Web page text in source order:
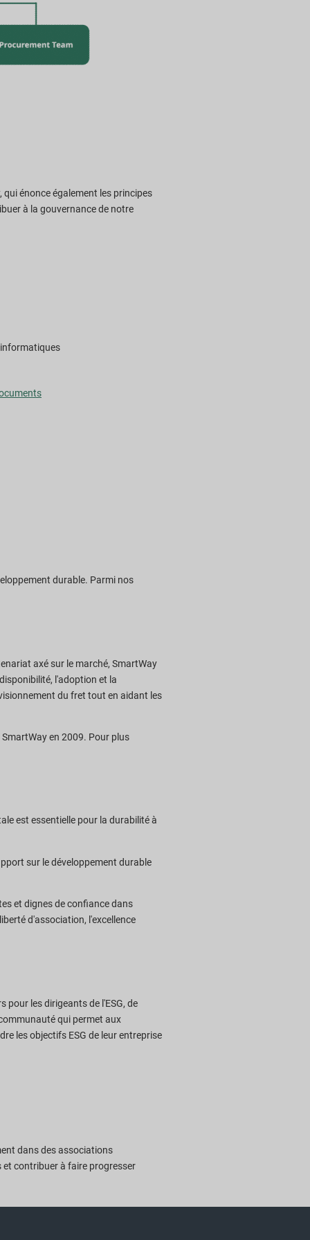
énonce également les principes
à la gouvernance de notre
durable. Parmi nos
axé sur le marché, SmartWay
l'adoption et la
du fret tout en aidant les
en 2009. Pour plus
est essentielle pour la durabilité à
sur le développement durable
et dignes de confiance dans
d'association, l'excellence
pour les dirigeants de l'ESG, de
qui permet aux
les objectifs ESG de leur entreprise
dans des associations
contribuer à faire progresser